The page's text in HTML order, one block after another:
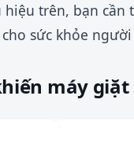
hiệu trên, bạn
sức khỏe
máy